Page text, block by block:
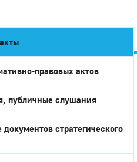
правовых актов
публичные слушания
стратегического